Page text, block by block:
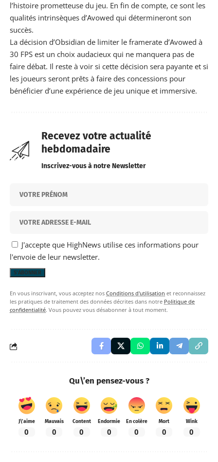
l’histoire prometteuse du jeu. En fin de compte, ce sont les
qualités intrinsèques d’Avowed qui détermineront son
succès.
La décision d’Obsidian de limiter le framerate d’Avowed à
30 FPS est un choix audacieux qui ne manquera pas de
faire débat. Il reste à voir si cette décision sera payante et si
les joueurs seront prêts à faire des concessions pour
bénéficier d’une expérience de jeu unique et immersive.
Recevez votre actualité
hebdomadaire
Inscrivez-vous à notre Newsletter
J'accepte que HighNews utilise ces informations pour
l'envoie de leur newsletter.
En vous inscrivant, vous acceptez nos Conditions d'utilisation et reconnaissez
les pratiques de traitement des données décrites dans notre Politique de
confidentialité. Vous pouvez vous désabonner à tout moment.
Qu\’en pensez-vous ?
J\'aime
0
Mauvais
0
Content
0
Endormie
0
En colère
0
Mort
0
Wink
0